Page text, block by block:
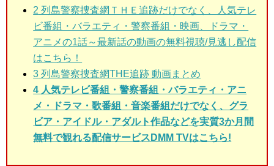
2 列島警察捜査網ＴＨＥ追跡だけでなく、人気テレ
ビ番組・バラエティ・警察番組・映画、ドラマ・
アニメの1話～最新話の動画の無料視聴/見逃し配信
はこちら！
3 列島警察捜査網THE追跡 動画まとめ
4 人気テレビ番組・警察番組・バラエティ・アニ
メ・ドラマ・歌番組・音楽番組だけでなく、グラ
ビア・アイドル・アダルト作品などを実質3か月間
無料で観れる配信サービスDMM TVはこちら!